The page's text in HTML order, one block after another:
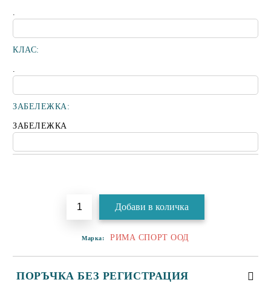
.
КЛАС:
.
ЗАБЕЛЕЖКА:
ЗАБЕЛЕЖКА
Марка: РИМА СПОРТ ООД
ПОРЪЧКА БЕЗ РЕГИСТРАЦИЯ